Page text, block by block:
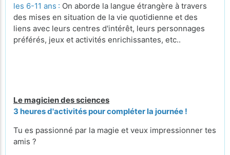
les 6-11 ans : On aborde la langue étrangère à travers
des mises en situation de la vie quotidienne et des
liens avec leurs centres d'intérêt, leurs personnages
préférés, jeux et activités enrichissantes, etc..
Le magicien des sciences
3 heures d'activités pour compléter la journée !
Tu es passionné par la magie et veux impressionner tes
amis ?